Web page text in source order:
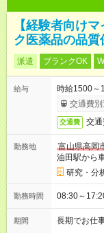
【経験者向け
ク医薬品の品
派遣 ブランクOK
給与
時給1500～
交通費別
交通費 交
勤務地
富山県高岡
油田駅から
研究・分
勤務時間 08:30～
期間 長期でお仕